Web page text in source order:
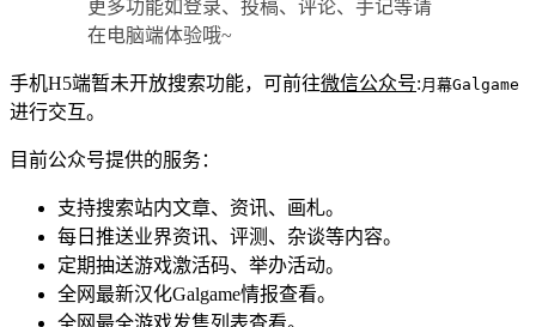
更多功能如登录、投稿、评论、手记等请
在电脑端体验哦~
手机H5端暂未开放搜索功能，可前往微信公众号:月幕Galgame
进行交互。
目前公众号提供的服务：
支持搜索站内文章、资讯、画札。
每日推送业界资讯、评测、杂谈等内容。
定期抽送游戏激活码、举办活动。
全网最新汉化Galgame情报查看。
全网最全游戏发售列表查看。